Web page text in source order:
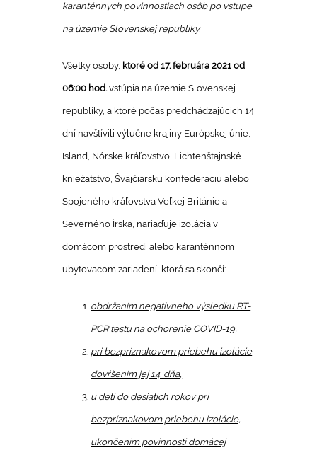
karanténnych povinnostiach osôb po vstupe
na územie Slovenskej republiky.
Všetky osoby, ktoré od 17. februára 2021 od
06:00 hod.vstúpia na územie Slovenskej
republiky, a ktoré počas predchádzajúcich 14
dní navštívili výlučne krajiny Európskej únie,
Island, Nórske kráľovstvo, Lichtenštajnské
kniežatstvo, Švajčiarsku konfederáciu alebo
Spojeného kráľovstva Veľkej Británie a
Severného Írska, nariaďuje izolácia v
domácom prostredí alebo karanténnom
ubytovacom zariadení, ktorá sa skončí:
obdržaním negatívneho výsledku RT-
PCR testu na ochorenie COVID-19,
pri bezpríznakovom priebehu izolácie
dovŕšením jej 14. dňa,
u detí do desiatich rokov pri
bezpríznakovom priebehu izolácie,
ukončením povinnosti domácej